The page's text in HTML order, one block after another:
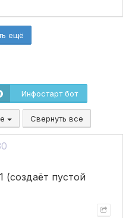
ещё
Инфостарт бот
Свернуть все
(создаёт пустой